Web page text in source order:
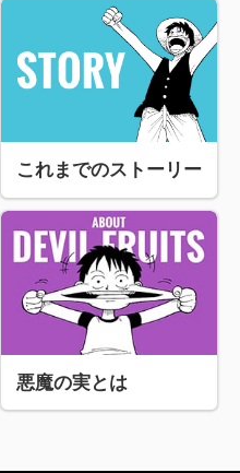
これまでのストーリー
悪魔の実とは